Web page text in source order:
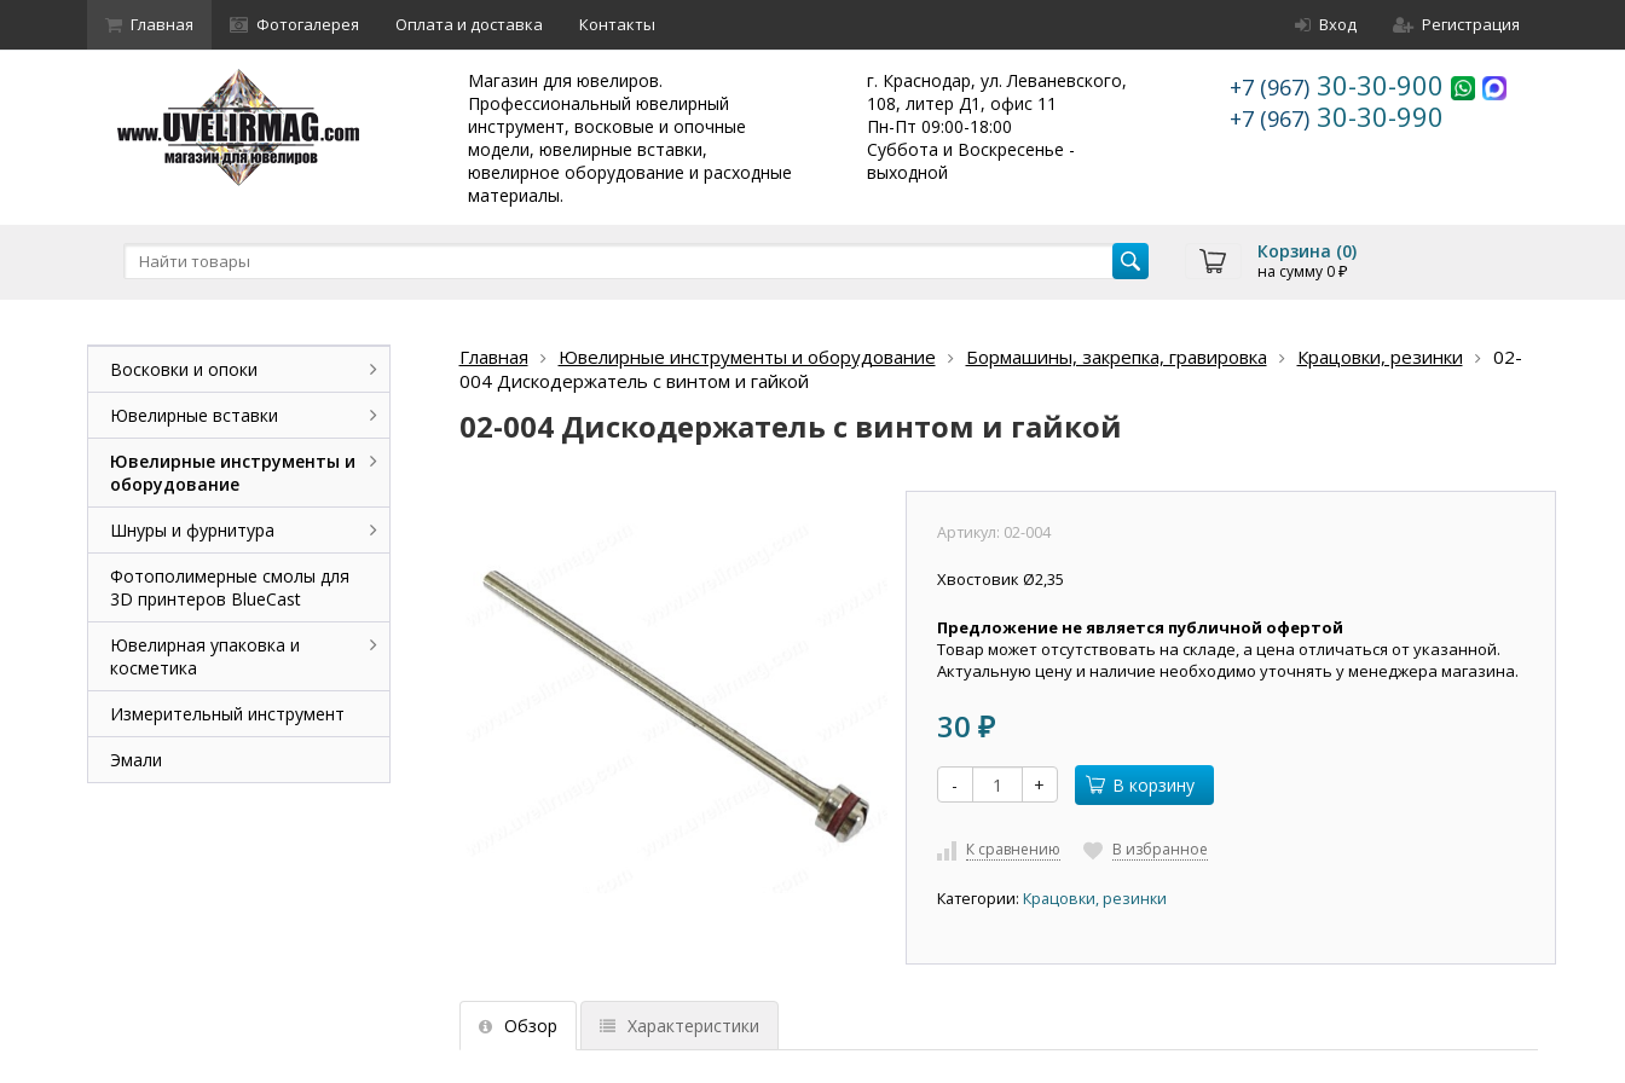
Главная Фотогалерея Оплата и доставка Контакты Вход Регистрация
Магазин для ювелиров.
Профессиональный ювелирный
инструмент, восковые и опочные
модели, ювелирные вставки,
ювелирное оборудование и расходные
материалы.
г. Краснодар, ул. Леваневского,
108, литер Д1, офис 11
Пн-Пт 09:00-18:00
Суббота и Воскресенье -
выходной
+7 (967) 30-30-900
+7 (967) 30-30-990
Корзина (0)
на сумму 0 ₽
Главная Ювелирные инструменты и оборудование Бормашины, закрепка, гравировка Крацовки, резинки
02-
004 Дискодержатель с винтом и гайкой
02-004 Дискодержатель с винтом и гайкой
Артикул: 02-004
Хвостовик Ø2,35
Предложение не является публичной офертой
Товар может отсутствовать на складе, а цена отличаться от указанной.
Актуальную цену и наличие необходимо уточнять у менеджера магазина.
30 ₽
- + В корзину
К сравнению В избранное
Категории: Крацовки, резинки
Обзор Характеристики
Восковки и опоки
Ювелирные вставки
Ювелирные инструменты и
оборудование
Шнуры и фурнитура
Фотополимерные смолы для
3D принтеров BlueCast
Ювелирная упаковка и
косметика
Измерительный инструмент
Эмали